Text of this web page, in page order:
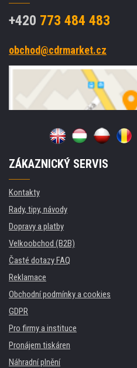
+420 773 484 483
obchod@cdrmarket.cz
ZÁKAZNICKÝ SERVIS
Kontakty
Rady, tipy, návody
Dopravy a platby
Velkoobchod (B2B)
Časté dotazy FAQ
Reklamace
Obchodní podmínky a cookies
GDPR
Pro firmy a instituce
Pronájem tiskáren
Náhradní plnění